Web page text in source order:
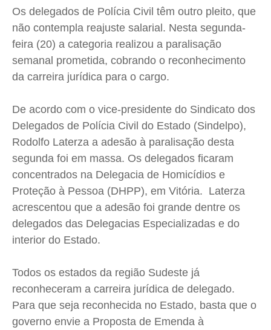
Os delegados de Polícia Civil têm outro pleito, que
não contempla reajuste salarial. Nesta segunda-
feira (20) a categoria realizou a paralisação
semanal prometida, cobrando o reconhecimento
da carreira jurídica para o cargo.
De acordo com o vice-presidente do Sindicato dos
Delegados de Polícia Civil do Estado (Sindelpo),
Rodolfo Laterza a adesão à paralisação desta
segunda foi em massa. Os delegados ficaram
concentrados na Delegacia de Homicídios e
Proteção à Pessoa (DHPP), em Vitória. Laterza
acrescentou que a adesão foi grande dentre os
delegados das Delegacias Especializadas e do
interior do Estado.
Todos os estados da região Sudeste já
reconheceram a carreira jurídica de delegado.
Para que seja reconhecida no Estado, basta que o
governo envie a Proposta de Emenda à